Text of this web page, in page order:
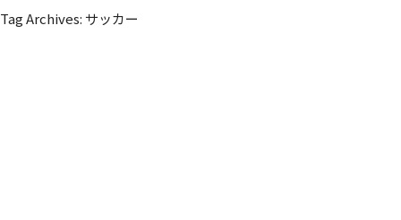
Tag Archives: サッカー